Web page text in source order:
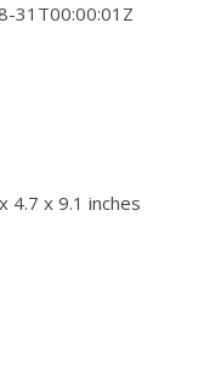
31T00:00:01Z
4.7 x 9.1 inches